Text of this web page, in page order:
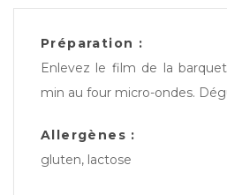
Préparation :
Enlevez le film de la
min au four micro-ondes.
Allergènes :
gluten, lactose